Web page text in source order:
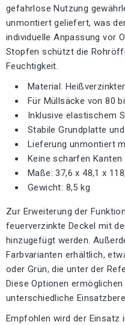
gefahrlose Nutzung
unmontiert geliefert, was
individuelle Anpassung vor
Stopfen schützt die
Feuchtigkeit.
Material:
Für Müllsäcke von 80
Inklusive elastischem
Stabile Grundplatte
Lieferung unmontiert
Keine scharfen
Maße: 37,6 x 48,1 x
Gewicht: 8,5 kg
Zur Erweiterung der
feuerverzinkte Deckel mit
hinzugefügt werden.
Farbvarianten erhältlich,
oder Grün, die unter der
Diese Optionen
unterschiedliche
Empfohlen wird der Einsatz